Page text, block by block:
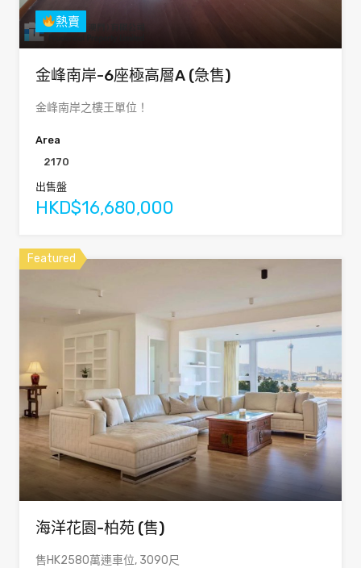
熱賣
金峰南岸-6座極高層A (急售)
金峰南岸之樓王單位！
Area
2170
出售盤
HKD$16,680,000
Featured
海洋花園-柏苑 (售)
售HK2580萬連車位, 3090尺